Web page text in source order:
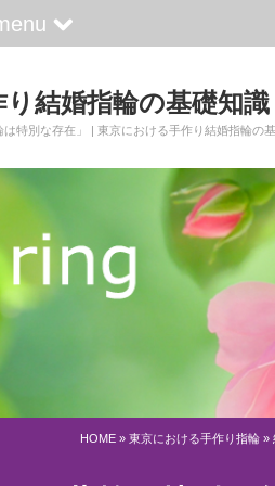
結婚指輪の基礎知識
特別な存在」 | 東京における手作り結婚指輪の
HOME » 東京における手作り指輪 »